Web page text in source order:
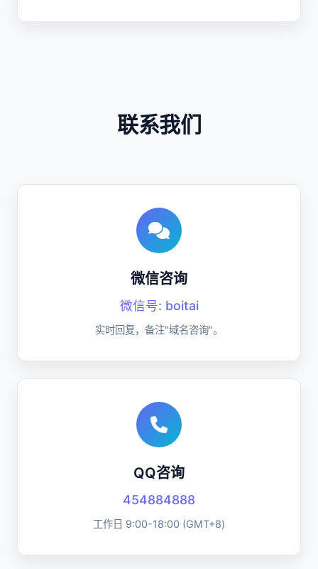
联系我们
微信咨询
微信号: boitai
实时回复，备注"域名咨询"。
QQ咨询
454884888
工作日 9:00-18:00 (GMT+8)